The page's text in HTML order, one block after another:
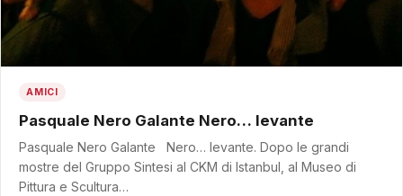
AMICI
Pasquale Nero Galante Nero… levante
Pasquale Nero Galante Nero… levante. Dopo le grandi
mostre del Gruppo Sintesi al CKM di Istanbul, al Museo di
Pittura e Scultura…